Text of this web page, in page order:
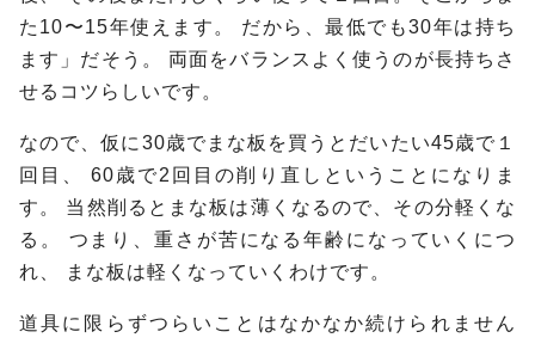
た10〜15年使えます。 だから、最低でも30年は持ち
ます」だそう。 両面をバランスよく使うのが長持ちさ
せるコツらしいです。
なので、仮に30歳でまな板を買うとだいたい45歳で１
回目、60歳で2回目の削り直しということになりま
す。 当然削るとまな板は薄くなるので、その分軽くな
る。 つまり、重さが苦になる年齢になっていくにつ
れ、
まな板は軽くなっていくわけです。
道具に限らずつらいことはなかなか続けられません